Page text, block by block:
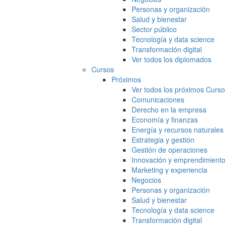
Personas y organización
Salud y bienestar
Sector público
Tecnología y data science
Transformación digital
Ver todos los diplomados
Cursos
Próximos
Ver todos los próximos
Comunicaciones
Derecho en la empresa
Economía y finanzas
Energía y recursos naturales
Estrategia y gestión
Gestión de operaciones
Innovación y emprendimiento
Marketing y experiencia
Negocios
Personas y organización
Salud y bienestar
Tecnología y data science
Transformación digital